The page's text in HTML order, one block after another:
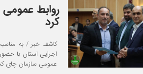
روابط
کرد
کاشف خبر / به
اجرایی استان با
عمومی سازمان چای